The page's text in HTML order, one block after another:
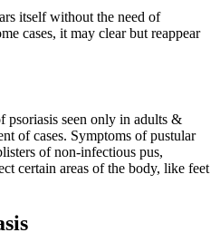
itself without the need of
cases, it may clear but reappear
psoriasis seen only in adults &
of cases. Symptoms of pustular
of non-infectious pus,
certain areas of the body, like feet